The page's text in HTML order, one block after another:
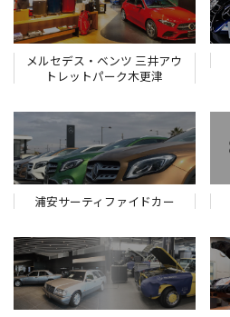
メルセデス・ベンツ 三井アウ
トレットパーク木更津
浦安サーティファイドカー